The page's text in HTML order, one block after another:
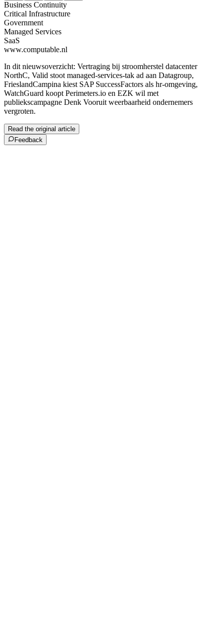
Business Continuity
Critical Infrastructure
Government
Managed Services
SaaS
www.computable.nl
In dit nieuwsoverzicht: Vertraging bij stroomherstel datacenter
NorthC, Valid stoot managed-services-tak ad aan Datagroup,
FrieslandCampina kiest SAP SuccessFactors als hr-omgeving,
WatchGuard koopt Perimeters.io en EZK wil met
publiekscampagne Denk Vooruit weerbaarheid ondernemers
vergroten.
Read the original article
Feedback